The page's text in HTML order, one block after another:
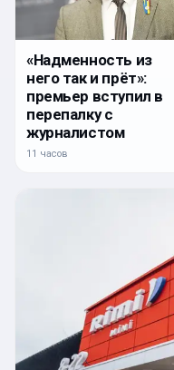
«Надменность из
него так и прёт»:
премьер вступил в
перепалку с
журналистом
11 часов